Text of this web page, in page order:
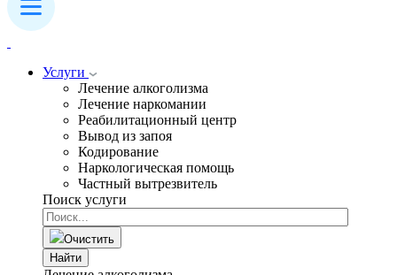
Услуги
Лечение алкоголизма
Лечение наркомании
Реабилитационный центр
Вывод из запоя
Кодирование
Наркологическая помощь
Частный вытрезвитель
Поиск услуги
Очистить
Найти